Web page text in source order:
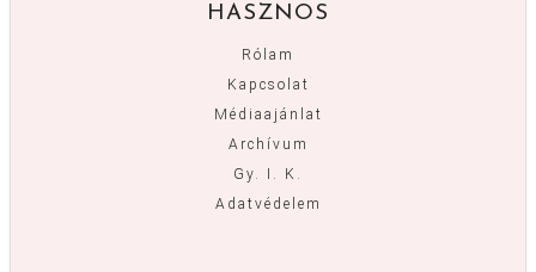
HASZNOS
Rólam
Kapcsolat
Médiaajánlat
Archívum
Gy. I. K.
Adatvédelem